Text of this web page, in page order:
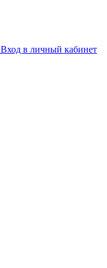
Вход в личный кабинет